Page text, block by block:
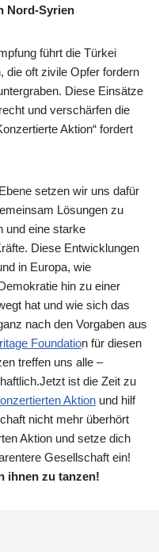
Nord-Syrien
führt die Türkei
die oft zivile Opfer fordern
Diese Einsätze
und verschärfen die
Aktion“ fordert
setzen wir uns dafür
Lösungen zu
und eine starke
Diese Entwicklungen
in Europa, wie
hin zu einer
hat und wie sich das
nach den Vorgaben aus
Foundation für diesen
treffen uns alle –
ist die Zeit zu
Aktion und hilf
nicht mehr überhört
Aktion und setze dich
Gesellschaft ein!
ihnen zu tanzen!